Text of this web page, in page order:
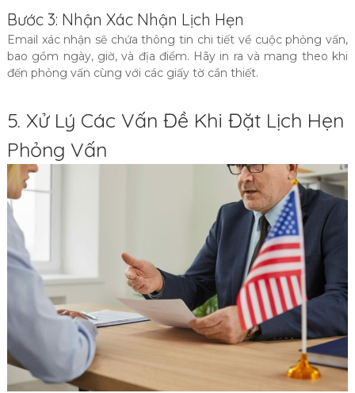
Bước 3: Nhận Xác Nhận Lịch Hẹn
Email xác nhận sẽ chứa thông tin chi tiết về cuộc phỏng vấn,
bao gồm ngày, giờ, và địa điểm. Hãy in ra và mang theo khi
đến phỏng vấn cùng với các giấy tờ cần thiết.
5. Xử Lý Các Vấn Đề Khi Đặt Lịch Hẹn
Phỏng Vấn